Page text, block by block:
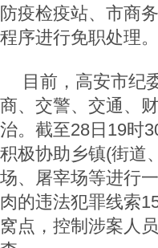
防疫检疫站、市商
程序进行免职处理。
目前，高安市纪
商、交警、交通、
治。截至28日19时
积极协助乡镇(街道
场、屠宰场等进行
肉的违法犯罪线索
窝点，控制涉案人